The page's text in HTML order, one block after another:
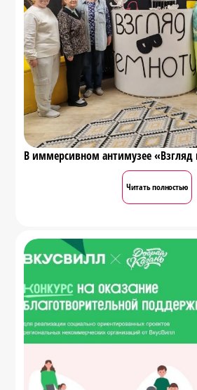
В иммерсивном антимузее «Взгляд
Читать полностью